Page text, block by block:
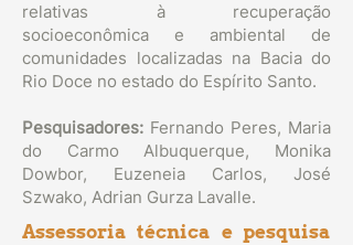
relativas à recuperação
socioeconômica e ambiental de
comunidades localizadas na Bacia do
Rio Doce no estado do Espírito Santo.
Pesquisadores: Fernando Peres, Maria
do Carmo Albuquerque, Monika
Dowbor, Euzeneia Carlos, José
Szwako, Adrian Gurza Lavalle.
Assessoria técnica e pesquisa